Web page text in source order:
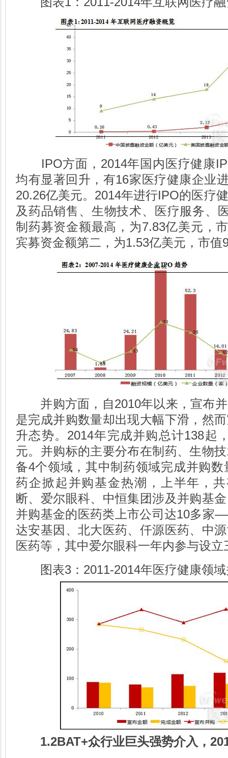
IPO方面，2014年国内医疗健康
均有显著回升，有16家医疗健康企业
20.26亿美元。2014年进行IPO的医疗
及药品销售、生物技术、医疗服务、
制药募资金额最高，为7.83亿美元，
宾募资金额第二，为1.53亿美元，市值
并购方面，自2010年以来，宣布并
是完成并购数量却出现大幅下滑，然
升态势。2014年完成并购总计138起
元。并购标的主要分布在制药、生物
备4个领域，其中制药领域完成并购
药企掀起并购基金热潮，上半年，
断、爱尔眼科、中恒集团涉及并购基
并购基金的医药类上市公司达10多家
达安基因、北大医药、仟源医药、中
医药等，其中爱尔眼科一年内参与设
图表3：2011-2014年医疗健康领域
1.2BAT+众行业巨头强势介入，